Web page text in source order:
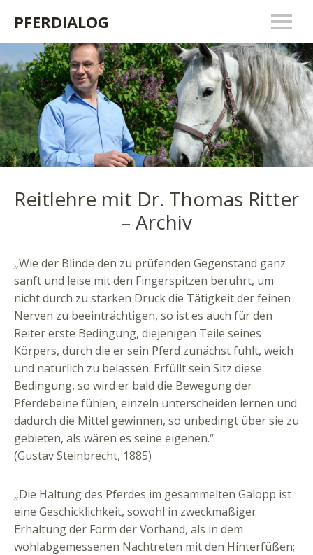
PFERDIALOG
Reitlehre mit Dr. Thomas Ritter
– Archiv
„Wie der Blinde den zu prüfenden Gegenstand ganz
sanft und leise mit den Fingerspitzen berührt, um
nicht durch zu starken Druck die Tätigkeit der feinen
Nerven zu beeinträchtigen, so ist es auch für den
Reiter erste Bedingung, diejenigen Teile seines
Körpers, durch die er sein Pferd zunächst fühlt, weich
und natürlich zu belassen. Erfüllt sein Sitz diese
Bedingung, so wird er bald die Bewegung der
Pferdebeine fühlen, einzeln unterscheiden lernen und
dadurch die Mittel gewinnen, so unbedingt über sie zu
gebieten, als wären es seine eigenen.“
(Gustav Steinbrecht, 1885)
„Die Haltung des Pferdes im gesammelten Galopp ist
eine Geschicklichkeit, sowohl in zweckmäßiger
Erhaltung der Form der Vorhand, als in dem
wohlabgemessenen Nachtreten mit den Hinterfüßen;